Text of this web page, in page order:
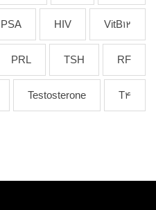
VitB12
HIV
PSA
RF
TSH
PRL
T4
Testosterone